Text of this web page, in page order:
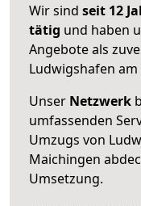
Wir sind seit 12
tätig und haben
Angebote als
Ludwigshafen
Unser Netzwerk
umfassenden
Umzugs von
Maichingen
Umsetzung.